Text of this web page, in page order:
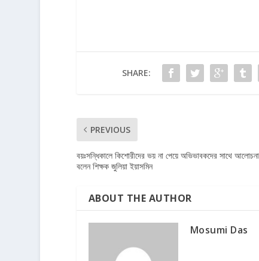
SHARE:
PREVIOUS
বয়ঃসন্ধিকালে কিশোরীদের ভয় না পেয়ে অভিভাবকদের সাথে
বলেন শিক্ষক জুলিয়া ইয়াসমিন
ABOUT THE AUTHOR
Mosumi Das